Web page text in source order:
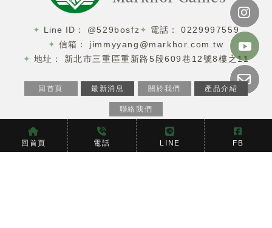
回首頁 電話 LINE FB
@529bosfz
0229997559
jimmyyang@markhor.com.tw
新北市三重區重新路5段609巷12號8樓之11
回首頁 最新消息 關於我們 產品介紹
聯絡我們
娃娃機 台北娃娃機 三重區娃娃機
新北娃娃機
娃娃機廠商